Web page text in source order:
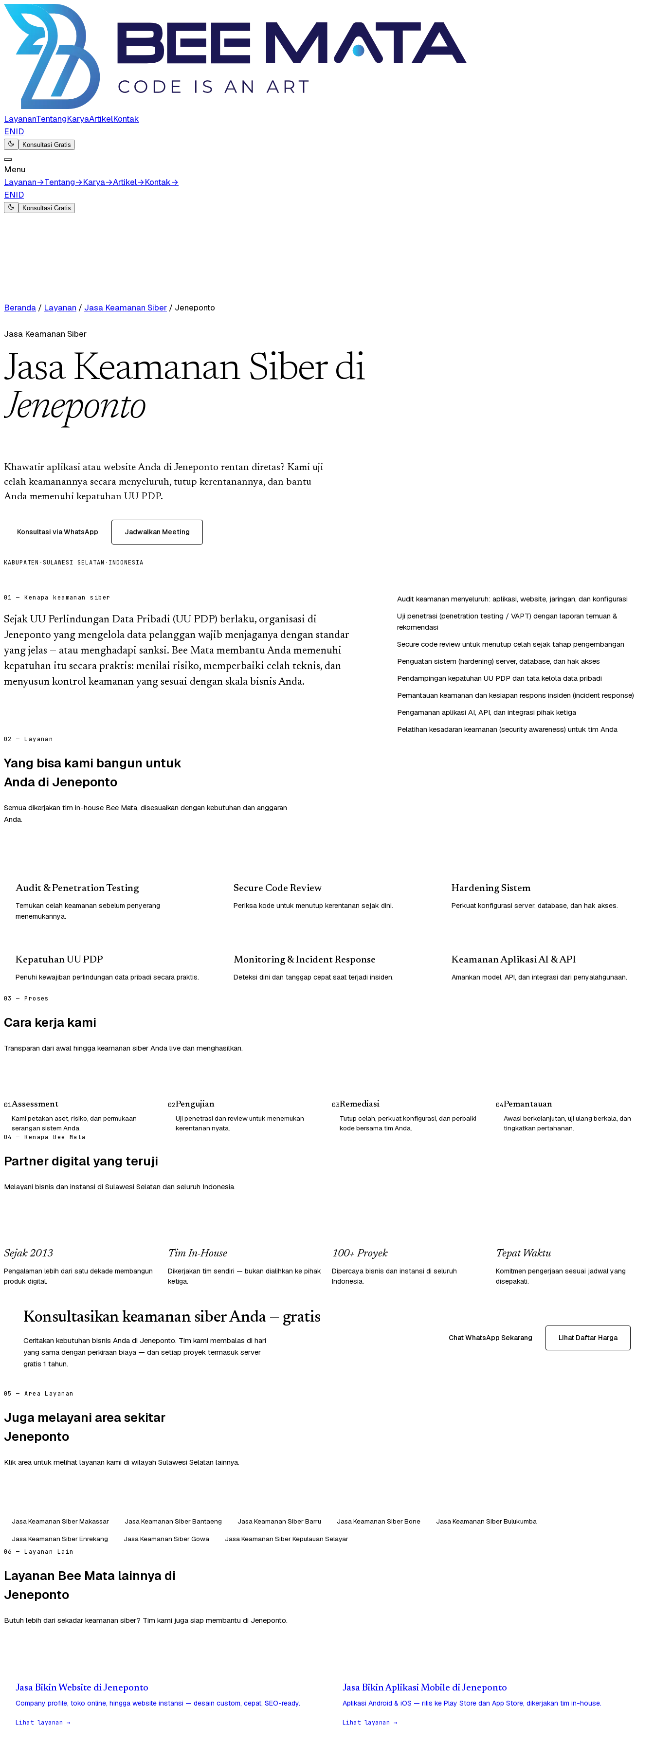
LayananTentangKaryaArtikelKontak
ENID
Konsultasi Gratis
Menu
Layanan→Tentang→Karya→Artikel→Kontak→
ENID
Konsultasi Gratis
Beranda / Layanan / Jasa Keamanan Siber / Jeneponto
Jasa Keamanan Siber
Jasa Keamanan Siber di
Jeneponto
Khawatir aplikasi atau website Anda di Jeneponto rentan diretas? Kami uji
celah keamanannya secara menyeluruh, tutup kerentanannya, dan bantu
Anda memenuhi kepatuhan UU PDP.
Konsultasi via WhatsApp Jadwalkan Meeting
KABUPATEN · SULAWESI SELATAN · INDONESIA
01 — Kenapa keamanan siber
Sejak UU Perlindungan Data Pribadi (UU PDP) berlaku, organisasi di
Jeneponto yang mengelola data pelanggan wajib menjaganya dengan standar
yang jelas — atau menghadapi sanksi. Bee Mata membantu Anda memenuhi
kepatuhan itu secara praktis: menilai risiko, memperbaiki celah teknis, dan
menyusun kontrol keamanan yang sesuai dengan skala bisnis Anda.
Audit keamanan menyeluruh: aplikasi, website, jaringan, dan konfigurasi
Uji penetrasi (penetration testing / VAPT) dengan laporan temuan &
rekomendasi
Secure code review untuk menutup celah sejak tahap pengembangan
Penguatan sistem (hardening) server, database, dan hak akses
Pendampingan kepatuhan UU PDP dan tata kelola data pribadi
Pemantauan keamanan dan kesiapan respons insiden (incident response)
Pengamanan aplikasi AI, API, dan integrasi pihak ketiga
Pelatihan kesadaran keamanan (security awareness) untuk tim Anda
02 — Layanan
Yang bisa kami bangun untuk
Anda di Jeneponto
Semua dikerjakan tim in-house Bee Mata, disesuaikan dengan kebutuhan dan anggaran
Anda.
Audit & Penetration Testing
Temukan celah keamanan sebelum penyerang
menemukannya.
Secure Code Review
Periksa kode untuk menutup kerentanan sejak dini.
Hardening Sistem
Perkuat konfigurasi server, database, dan hak akses.
Kepatuhan UU PDP
Penuhi kewajiban perlindungan data pribadi secara praktis.
Monitoring & Incident Response
Deteksi dini dan tanggap cepat saat terjadi insiden.
Keamanan Aplikasi AI & API
Amankan model, API, dan integrasi dari penyalahgunaan.
03 — Proses
Cara kerja kami
Transparan dari awal hingga keamanan siber Anda live dan menghasilkan.
01Assessment
Kami petakan aset, risiko, dan permukaan
serangan sistem Anda.
02Pengujian
Uji penetrasi dan review untuk menemukan
kerentanan nyata.
03Remediasi
Tutup celah, perkuat konfigurasi, dan perbaiki
kode bersama tim Anda.
04Pemantauan
Awasi berkelanjutan, uji ulang berkala, dan
tingkatkan pertahanan.
04 — Kenapa Bee Mata
Partner digital yang teruji
Melayani bisnis dan instansi di Sulawesi Selatan dan seluruh Indonesia.
Sejak 2013
Pengalaman lebih dari satu dekade membangun
produk digital.
Tim In-House
Dikerjakan tim sendiri — bukan dialihkan ke pihak
ketiga.
100+ Proyek
Dipercaya bisnis dan instansi di seluruh
Indonesia.
Tepat Waktu
Komitmen pengerjaan sesuai jadwal yang
disepakati.
Konsultasikan keamanan siber Anda — gratis
Ceritakan kebutuhan bisnis Anda di Jeneponto. Tim kami membalas di hari
yang sama dengan perkiraan biaya — dan setiap proyek termasuk server
gratis 1 tahun.
Chat WhatsApp Sekarang Lihat Daftar Harga
05 — Area Layanan
Juga melayani area sekitar
Jeneponto
Klik area untuk melihat layanan kami di wilayah Sulawesi Selatan lainnya.
Jasa Keamanan Siber Makassar Jasa Keamanan Siber Bantaeng Jasa Keamanan Siber Barru Jasa Keamanan Siber Bone
Jasa Keamanan Siber Bulukumba
Jasa Keamanan Siber Enrekang
Jasa Keamanan Siber Gowa Jasa Keamanan Siber Kepulauan Selayar
06 — Layanan Lain
Layanan Bee Mata lainnya di
Jeneponto
Butuh lebih dari sekadar keamanan siber? Tim kami juga siap membantu di Jeneponto.
Jasa Bikin Website di Jeneponto
Company profile, toko online, hingga website instansi — desain custom, cepat, SEO-ready.
Lihat layanan →
Jasa Bikin Aplikasi Mobile di Jeneponto
Aplikasi Android & iOS — rilis ke Play Store dan App Store, dikerjakan tim in-house.
Lihat layanan →